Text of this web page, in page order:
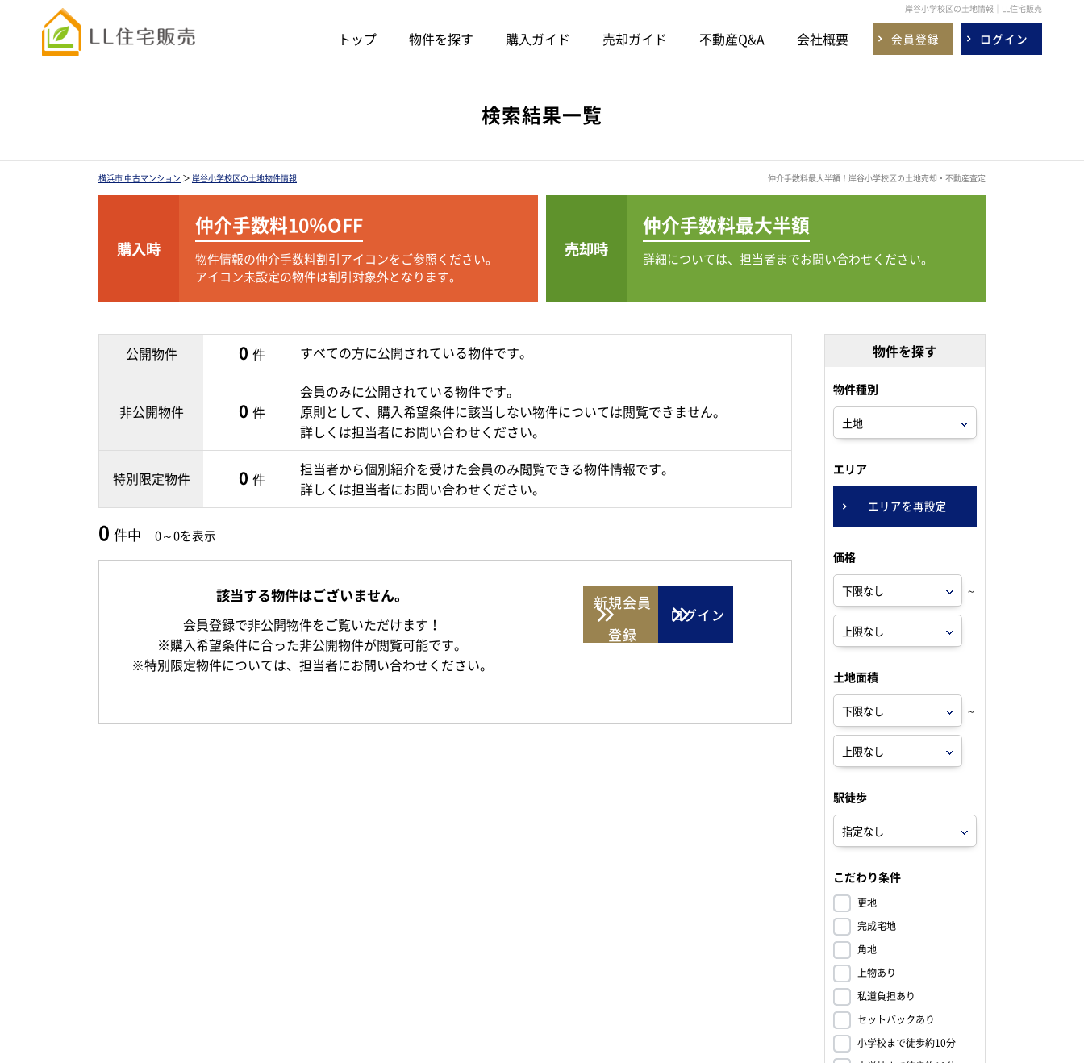
岸谷小学校区の土地情報｜LL住宅販売
トップ 物件を探す 購入ガイド 売却ガイド 不動産Q&A 会社概要 会員登録 ログイン
検索結果一覧
横浜市 中古マンション ＞ 岸谷小学校区の土地物件情報 仲介手数料最大半額！岸谷小学校区の土地売却・不動産査定
購入時
仲介手数料10％OFF
物件情報の仲介手数料割引アイコンをご参照ください。
アイコン未設定の物件は割引対象外となります。
売却時
仲介手数料最大半額
詳細については、担当者までお問い合わせください。
公開物件 0 件 すべての方に公開されている物件です。
非公開物件 0 件
会員のみに公開されている物件です。
原則として、購入希望条件に該当しない物件については閲覧できません。
詳しくは担当者にお問い合わせください。
特別限定物件 0 件
担当者から個別紹介を受けた会員のみ閲覧できる物件情報です。
詳しくは担当者にお問い合わせください。
0 件中 0～0を表示
該当する物件はございません。
会員登録で非公開物件をご覧いただけます！
※購入希望条件に合った非公開物件が閲覧可能です。
※特別限定物件については、担当者にお問い合わせください。
新規会員
登録
ログイン
物件を探す
物件種別
エリア
エリアを再設定
価格
～
土地面積
～
駅徒歩
こだわり条件
更地
完成宅地
角地
上物あり
私道負担あり
セットバックあり
小学校まで徒歩約10分